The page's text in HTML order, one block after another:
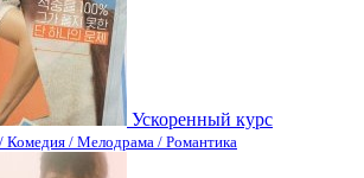
Ускоренный курс
Комедия / Мелодрама / Романтика